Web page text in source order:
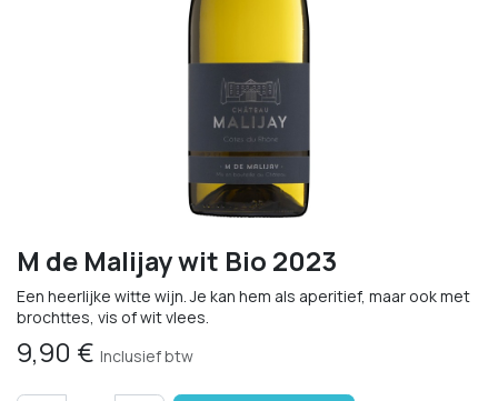
M de Malijay wit Bio 2023
Een heerlijke witte wijn. Je kan hem als aperitief, maar ook met
brochttes, vis of wit vlees.
9,90 € Inclusief btw